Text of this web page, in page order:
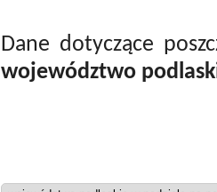
Dane dotyczące
województwo